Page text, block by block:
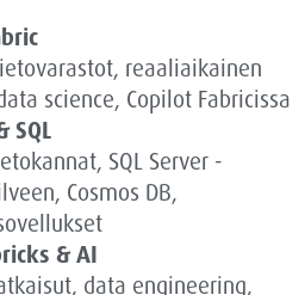
reaaliaikainen
science, Copilot Fabricissa
SQL
SQL Server -
Cosmos DB,
& AI
data engineering,